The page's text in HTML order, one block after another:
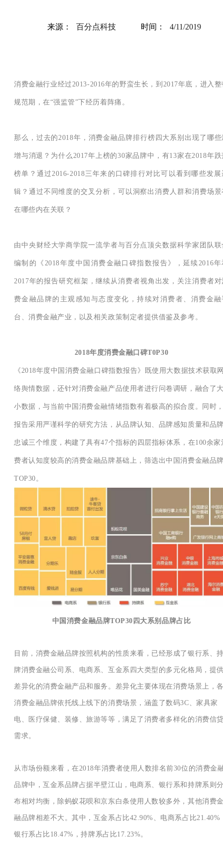
来源： 百分点科技 时间： 4/11/2019
消费金融行业经过2013-2016年的野蛮生长，到2017年底，进入整
规范期，在“强监管”下经历着阵痛。
那么，过去的2018年，消费金融品牌排行榜四大系别出现了哪些
增与消退？为什么2017年上榜的30家品牌中，有13家在2018年跌
榜单？通过2016-2018三年来的口碑排行对比可以看到哪些发展
辑？通过不同维度的交叉分析，可以洞察出消费人群和消费场景
在哪些内在关联？
由中央财经大学商学院一流学者与百分点顶尖数据科学家团队联
编制的《2018年度中国消费金融口碑指数报告》，延续2016年
2017年的报告研究框架，继续从消费者视角出发，关注消费者对
费金融品牌的主观感知与态度变化，持续对消费者、消费金融
台、消费金融产业，以及相关政策制定者提供借鉴及参考。
2018年度消费金融口碑T0P30
《2018年度中国消费金融口碑指数报告》既使用大数据技术获取
络舆情数据，还针对消费金融产品使用者进行问卷调研，融合了
小数据，与当前中国消费金融情绪指数有着极高的拟合度。同时
报告采用严谨科学的研究方法，从品牌认知、品牌感知质量和品
忠诚三个维度，构建了具有47个指标的四层指标体系，在100余家
费者认知度较高的消费金融品牌基础上，筛选出中国消费金融品
TOP30。
中国消费金融品牌TOP30四大系别品牌占比
目前，消费金融品牌按照机构的性质来看，已经形成了银行系、
牌消费金融公司系、电商系、互金系四大类型的多元化格局，提
差异化的消费金融产品和服务。差异化主要体现在消费场景上，
消费金融品牌依托线上线下的消费场景，涵盖了数码3C、家具家
电、医疗保健、装修、旅游等等，满足了消费者多样化的消费信
需求。
从市场份额来看，在2018年消费者使用人数排名前30位的消费金
品牌中，互金系品牌占据半壁江山，电商系、银行系和持牌系则
布相对均衡，除蚂蚁花呗和京东白条使用人数较多外，其他消费
融品牌相差不大。其中，互金系占比42.90%、电商系占比21.40%
银行系占比18.47%，持牌系占比17.23%。